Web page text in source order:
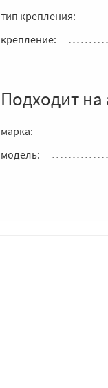
тип крепления:
крепление:
Подходит на
марка:
модель: